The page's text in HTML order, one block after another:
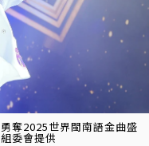
奪2025世界閩南語金曲盛
委會提供